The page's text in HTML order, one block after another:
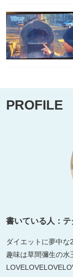
PROFILE
書いている人：
ダイエットに夢中な
趣味は草間彌生の